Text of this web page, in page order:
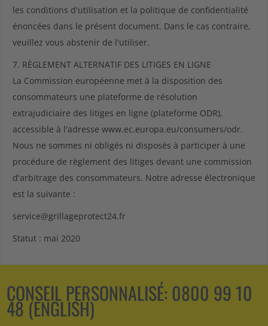
les conditions d'utilisation et la politique de confidentialité
énoncées dans le présent document. Dans le cas contraire,
veuillez vous abstenir de l'utiliser.
7. RÈGLEMENT ALTERNATIF DES LITIGES EN LIGNE
La Commission européenne met à la disposition des
consommateurs une plateforme de résolution
extrajudiciaire des litiges en ligne (plateforme ODR),
accessible à l'adresse www.ec.europa.eu/consumers/odr.
Nous ne sommes ni obligés ni disposés à participer à une
procédure de règlement des litiges devant une commission
d'arbitrage des consommateurs. Notre adresse électronique
est la suivante :
service@grillageprotect24.fr
Statut : mai 2020
CONSEIL PERSONNALISÉ: 0800 99 10
48 (ENGLISH)